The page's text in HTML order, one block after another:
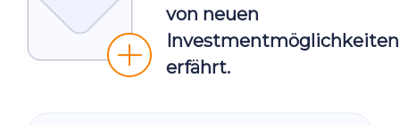
von neuen
Investmentmöglichkeiten
erfährt.